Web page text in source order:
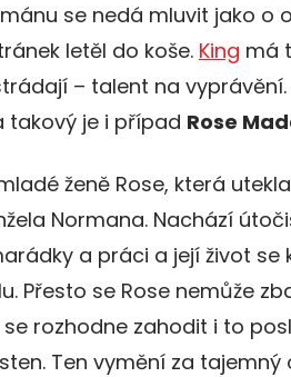
se nedá mluvit jako o
letěl do koše. King má
– talent na
takový je i případ Rose
ženě Rose, která
Normana. Nachází
a práci a její život se
Přesto se Rose nemůže
rozhodne zahodit i to
Ten vymění za